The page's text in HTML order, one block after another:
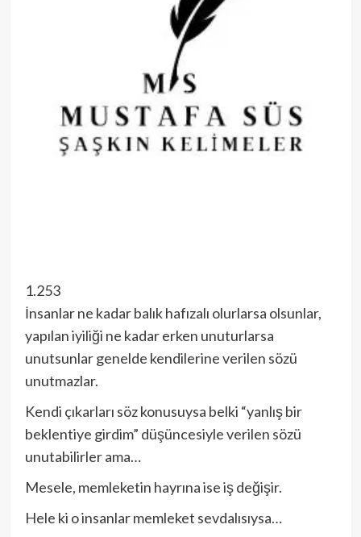
1.253
İnsanlar ne kadar balık hafızalı olurlarsa olsunlar,
yapılan iyiliği ne kadar erken unuturlarsa
unutsunlar genelde kendilerine verilen sözü
unutmazlar.
Kendi çıkarları söz konusuysa belki “yanlış bir
beklentiye girdim” düşüncesiyle verilen sözü
unutabilirler ama…
Mesele, memleketin hayrına ise iş değişir.
Hele ki o insanlar memleket sevdalısıysa…